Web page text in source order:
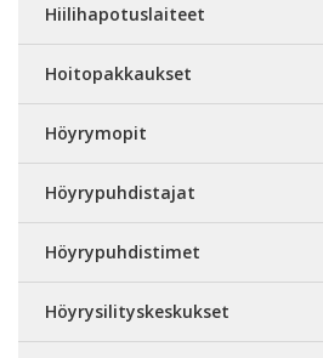
Hiilihapotuslaiteet
Hoitopakkaukset
Höyrymopit
Höyrypuhdistajat
Höyrypuhdistimet
Höyrysilityskeskukset